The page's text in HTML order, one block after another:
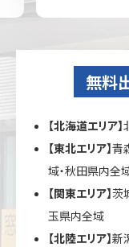
無料
【北海道エリア】
【東北エリア】青
域・秋田県内全
【関東エリア】茨
玉県内全域
【北陸エリア】新